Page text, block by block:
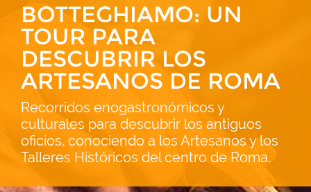
BOTTEGHIAMO: UN
TOUR PARA
DESCUBRIR LOS
ARTESANOS DE ROMA
Recorridos enogastronómicos y
culturales para descubrir los antiguos
oficios, conociendo a los Artesanos y los
Talleres Históricos del centro de Roma.